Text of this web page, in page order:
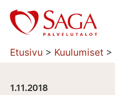
Siirry
sisältöön
Etusivu > Kuulumiset >
1.11.2018